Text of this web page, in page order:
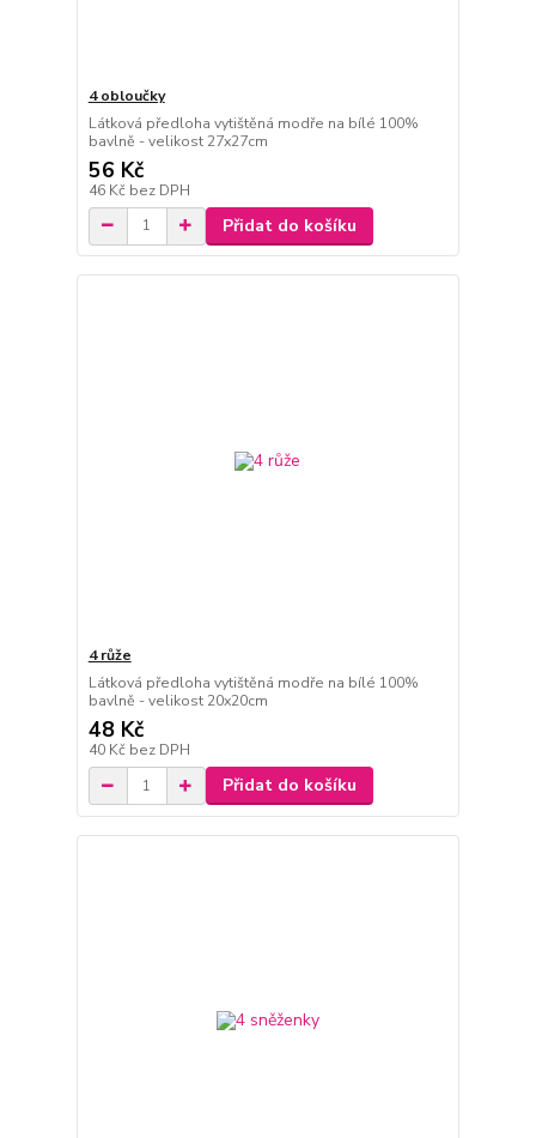
4 obloučky
Látková předloha vytištěná modře na bílé 100%
bavlně - velikost 27x27cm
56 Kč
46 Kč bez DPH
Přidat do košíku
4 růže
Látková předloha vytištěná modře na bílé 100%
bavlně - velikost 20x20cm
48 Kč
40 Kč bez DPH
Přidat do košíku